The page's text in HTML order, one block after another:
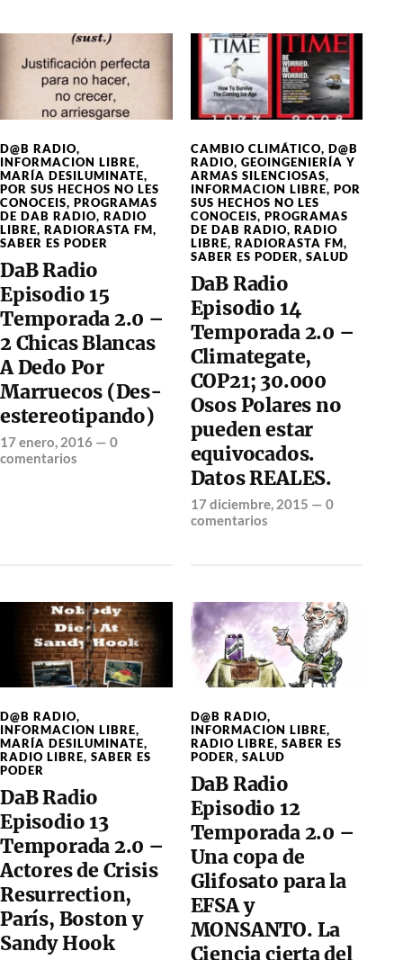
D@B RADIO,
INFORMACION LIBRE,
MARÍA DESILUMINATE,
POR SUS HECHOS NO LES
CONOCEIS, PROGRAMAS
DE DAB RADIO, RADIO
LIBRE, RADIORASTA FM,
SABER ES PODER
DaB Radio
Episodio 15
Temporada 2.0 –
2 Chicas Blancas
A Dedo Por
Marruecos (Des-
estereotipando)
17 enero, 2016 — 0
comentarios
CAMBIO CLIMÁTICO, D@B
RADIO, GEOINGENIERÍA Y
ARMAS SILENCIOSAS,
INFORMACION LIBRE, POR
SUS HECHOS NO LES
CONOCEIS, PROGRAMAS
DE DAB RADIO, RADIO
LIBRE, RADIORASTA FM,
SABER ES PODER, SALUD
DaB Radio
Episodio 14
Temporada 2.0 –
Climategate,
COP21; 30.000
Osos Polares no
pueden estar
equivocados.
Datos REALES.
17 diciembre, 2015 — 0
comentarios
D@B RADIO,
INFORMACION LIBRE,
MARÍA DESILUMINATE,
RADIO LIBRE, SABER ES
PODER
DaB Radio
Episodio 13
Temporada 2.0 –
Actores de Crisis
Resurrection,
París, Boston y
Sandy Hook
D@B RADIO,
INFORMACION LIBRE,
RADIO LIBRE, SABER ES
PODER, SALUD
DaB Radio
Episodio 12
Temporada 2.0 –
Una copa de
Glifosato para la
EFSA y
MONSANTO. La
Ciencia cierta del